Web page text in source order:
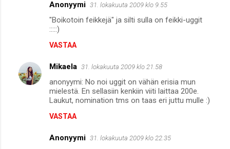
Anonyymi 31. lokakuuta 2009 klo 9.55
"Boikotoin feikkejä" ja silti sulla on feikki-uggit
:::::)
VASTAA
Mikaela 31. lokakuuta 2009 klo 21.58
anonyymi: No noi uggit on vähän erisia mun
mielestä. En sellasiin kenkiin viiti laittaa 200e.
Laukut, nomination tms on taas eri juttu mulle :)
VASTAA
Anonyymi 31. lokakuuta 2009 klo 22.35